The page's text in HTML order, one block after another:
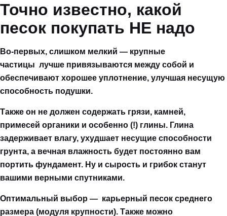
Точно известно, какой
песок покупать НЕ надо
Во-первых, слишком мелкий — крупные
частицы лучше привязываются между собой и
обеспечивают хорошее уплотнение, улучшая несущую
способность подушки.
Также он не должен содержать грязи, камней,
примесей органики и особенно (!) глины. Глина
задерживает влагу, ухудшает несущие способности
грунта, а вечная влажность будет постоянно вам
портить фундамент. Ну и сырость и грибок станут
вашими верными спутниками.
Оптимальный выбор — карьерный песок среднего
размера (модуля крупности). Также можно